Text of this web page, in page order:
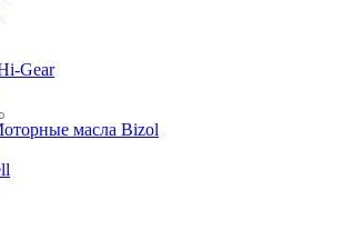
Gear
масла Bizol